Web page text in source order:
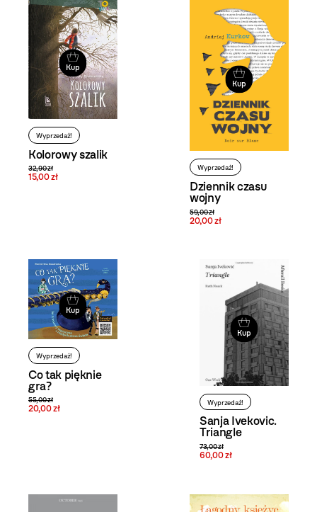
Kup
Wyprzedaż!
Kolorowy szalik
32,90 zł
15,00 zł
Kup
Wyprzedaż!
Dziennik czasu
wojny
59,00 zł
20,00 zł
Kup
Wyprzedaż!
Co tak pięknie
gra?
55,00 zł
20,00 zł
Kup
Wyprzedaż!
Sanja Ivekovic.
Triangle
73,00 zł
60,00 zł